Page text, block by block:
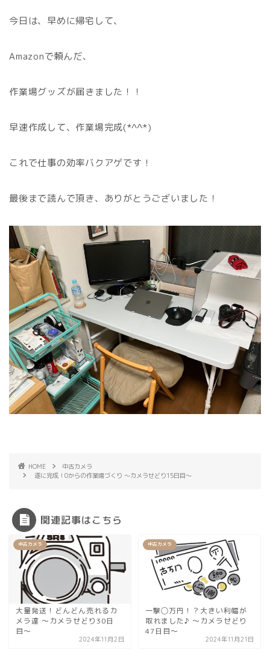
今日は、早めに帰宅して、
Amazonで頼んだ、
作業場グッズが届きました！！
早速作成して、作業場完成(*^^*)
これで仕事の効率バクアゲです！
最後まで読んで頂き、ありがとうございました！
HOME
中古カメラ
遂に完成！0からの作業場づくり 〜カメラせどり15日目〜
関連記事はこちら
中古カメラ
大量発送！どんどん売れるカ
メラ達 〜カメラせどり30日
目〜
2024年11月2日
中古カメラ
一撃◯万円！？大きい利幅が
取れました♪ 〜カメラせどり
47日目〜
2024年11月21日